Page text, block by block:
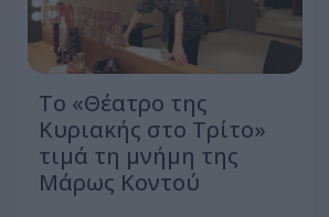
Το «Θέατρο της
Κυριακής στο Τρίτο»
τιμά τη μνήμη της
Μάρως Κοντού